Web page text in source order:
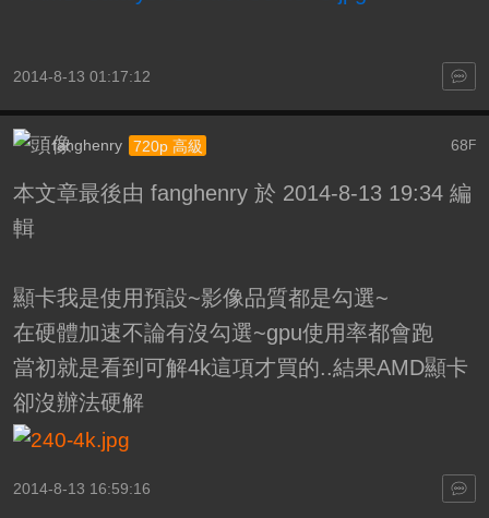
2014-8-13 01:17:12
68 F
fanghenry 720p 高級
本文章最後由 fanghenry 於 2014-8-13 19:34 編
輯
顯卡我是使用預設~影像品質都是勾選~
在硬體加速不論有沒勾選~gpu使用率都會跑
當初就是看到可解4k這項才買的..結果AMD顯卡
卻沒辦法硬解
2014-8-13 16:59:16